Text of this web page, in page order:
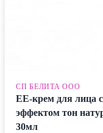
СП БЕЛИТА ООО
ЕЕ-крем для лица
эффектом тон
30мл